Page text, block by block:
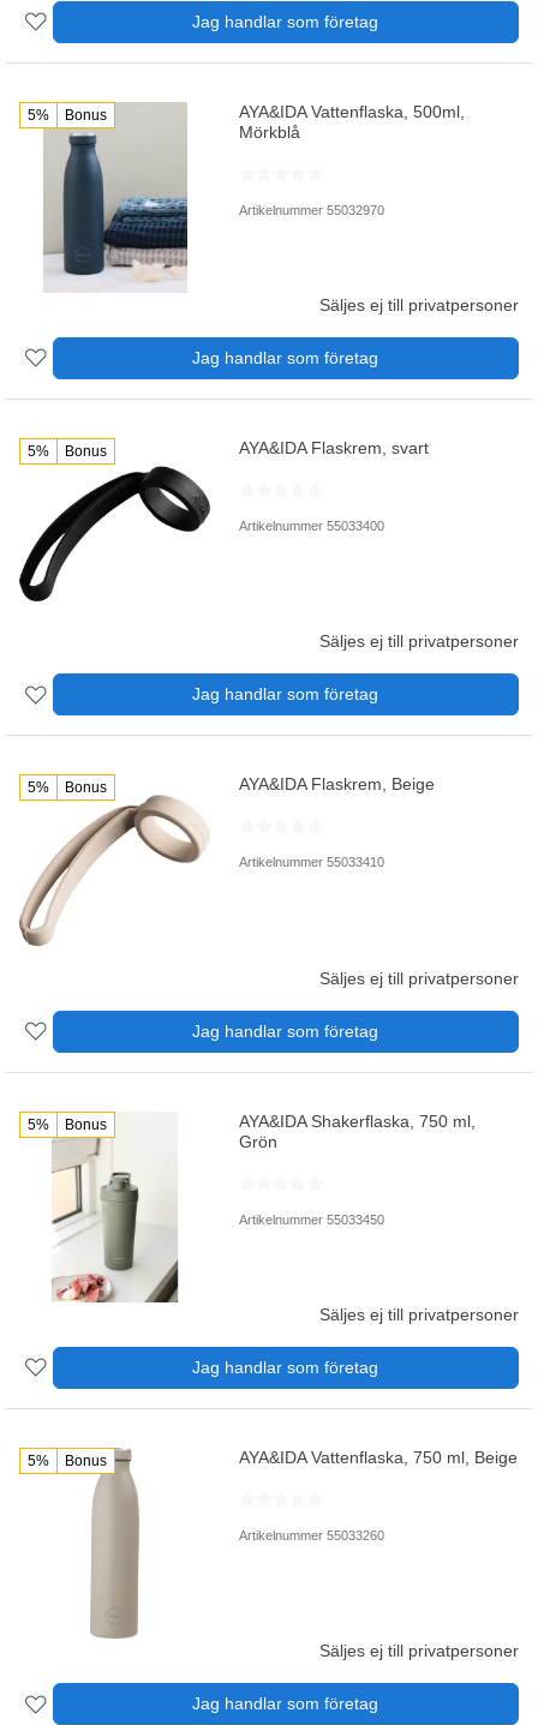
Jag handlar som företag
5% Bonus
AYA&IDA Vattenflaska, 500ml,
Mörkblå
Artikelnummer 55032970
Säljes ej till privatpersoner
Jag handlar som företag
5% Bonus AYA&IDA Flaskrem, svart
Artikelnummer 55033400
Säljes ej till privatpersoner
Jag handlar som företag
5% Bonus AYA&IDA Flaskrem, Beige
Artikelnummer 55033410
Säljes ej till privatpersoner
Jag handlar som företag
5% Bonus
AYA&IDA Shakerflaska, 750 ml,
Grön
Artikelnummer 55033450
Säljes ej till privatpersoner
Jag handlar som företag
5% Bonus AYA&IDA Vattenflaska, 750 ml, Beige
Artikelnummer 55033260
Säljes ej till privatpersoner
Jag handlar som företag